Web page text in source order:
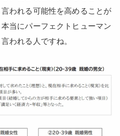
われる可能性を高めることが
当にパーフェクトヒューマン
われる人ですね。